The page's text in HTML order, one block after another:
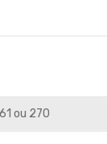
ou 270